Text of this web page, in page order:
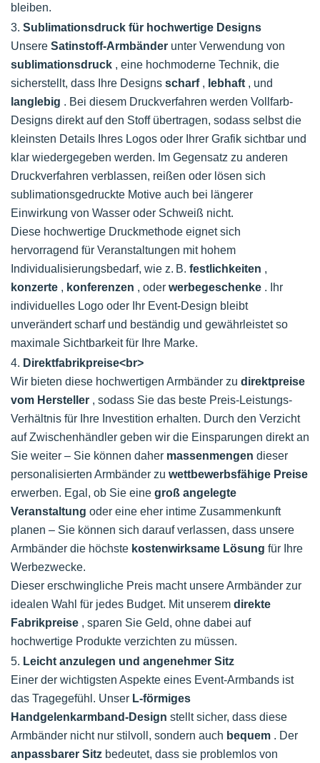
bleiben.
3. Sublimationsdruck für hochwertige Designs
Unsere Satinstoff-Armbänder unter Verwendung von
sublimationsdruck , eine hochmoderne Technik, die
sicherstellt, dass Ihre Designs scharf , lebhaft , und
langlebig . Bei diesem Druckverfahren werden Vollfarb-
Designs direkt auf den Stoff übertragen, sodass selbst die
kleinsten Details Ihres Logos oder Ihrer Grafik sichtbar und
klar wiedergegeben werden. Im Gegensatz zu anderen
Druckverfahren verblassen, reißen oder lösen sich
sublimationsgedruckte Motive auch bei längerer
Einwirkung von Wasser oder Schweiß nicht.
Diese hochwertige Druckmethode eignet sich
hervorragend für Veranstaltungen mit hohem
Individualisierungsbedarf, wie z. B. festlichkeiten ,
konzerte , konferenzen , oder werbegeschenke . Ihr
individuelles Logo oder Ihr Event-Design bleibt
unverändert scharf und beständig und gewährleistet so
maximale Sichtbarkeit für Ihre Marke.
4. Direktfabrikpreise<br>
Wir bieten diese hochwertigen Armbänder zu direktpreise
vom Hersteller , sodass Sie das beste Preis-Leistungs-
Verhältnis für Ihre Investition erhalten. Durch den Verzicht
auf Zwischenhändler geben wir die Einsparungen direkt an
Sie weiter – Sie können daher massenmengen dieser
personalisierten Armbänder zu wettbewerbsfähige Preise
erwerben. Egal, ob Sie eine groß angelegte
Veranstaltung oder eine eher intime Zusammenkunft
planen – Sie können sich darauf verlassen, dass unsere
Armbänder die höchste kostenwirksame Lösung für Ihre
Werbezwecke.
Dieser erschwingliche Preis macht unsere Armbänder zur
idealen Wahl für jedes Budget. Mit unserem direkte
Fabrikpreise , sparen Sie Geld, ohne dabei auf
hochwertige Produkte verzichten zu müssen.
5. Leicht anzulegen und angenehmer Sitz
Einer der wichtigsten Aspekte eines Event-Armbands ist
das Tragegefühl. Unser L-förmiges
Handgelenkarmband-Design stellt sicher, dass diese
Armbänder nicht nur stilvoll, sondern auch bequem . Der
anpassbarer Sitz bedeutet, dass sie problemlos von